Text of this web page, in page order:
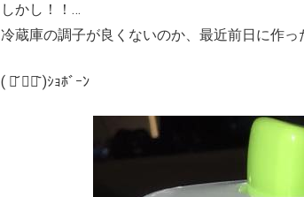
しかし！！ …
冷蔵庫の調子が良くないのか、最近前日に作
( ･᷄ ︵･᷅ )ｼｮﾎﾞｰﾝ